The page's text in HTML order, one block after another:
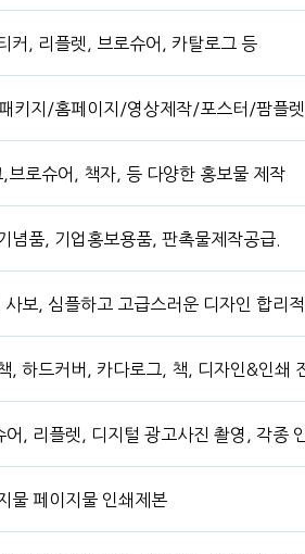
커, 리플렛, 브로슈어, 카탈로그 등
키지/홈페이지/영상제작/포스터/팜플
브로슈어, 책자, 등 다양한 홍보물 제작
념품, 기업홍보용품, 판촉물제작공급.
보, 심플하고 고급스러운 디자인 합리
, 하드커버, 카다로그, 책, 디자인&인쇄
어, 리플렛, 디지털 광고사진 촬영, 각종
물 페이지물 인쇄제본